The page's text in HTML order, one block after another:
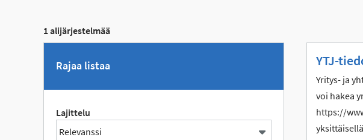
1 alijärjestelmää
Rajaa listaa
Lajittelu
YTJ-
Yritys- ja
voi hakea
https://